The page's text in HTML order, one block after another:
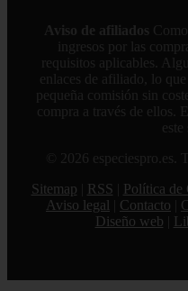
Aviso de afiliados
ingresos por las
requisitos aplicables.
enlaces de afiliado, lo
pequeña comisión sin
compra a través de ellos.
este
© 2026 especiespro.es.
Sitemap
RSS Política de
Aviso legal
Contacto
Diseño web